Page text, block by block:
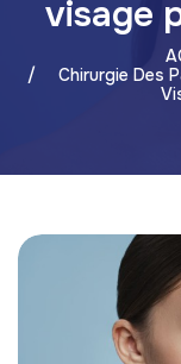
visage
Chirurgie Des